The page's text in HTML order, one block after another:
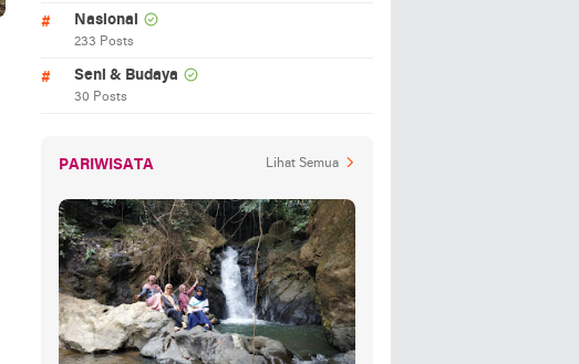
Nasional
233 Posts
Seni & Budaya
30 Posts
PARIWISATA Lihat Semua